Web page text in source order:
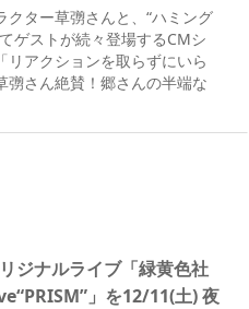
クター草彅さんと、“ハミング
ゲストが続々登場するCMシ
リアクションを取らずにいら
彅さん絶賛！郷さんの半端な
ジナルライブ「緑黄色社
」を12/11(土) 夜